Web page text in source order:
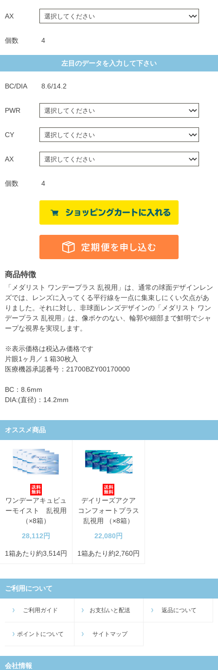
AX
個数 4
左目のデータを入力して下さい
BC/DIA 8.6/14.2
PWR
CY
AX
個数 4
商品特徴
「メダリスト ワンデープラス 乱視用」は、通常の球面デザインレン
ズでは、レンズに入ってくる平行線を一点に集束しにくい欠点があ
りました。それに対し、非球面レンズデザインの「メダリスト ワン
デープラス 乱視用」は、像ボケのない、輪郭や細部まで鮮明でシャ
ープな視界を実現します。
※表示価格は税込み価格です
片眼1ヶ月／１箱30枚入
医療機器承認番号：21700BZY00170000
BC：8.6mm
DIA:(直径)：14.2mm
オススメ商品
ワンデーアキュビュ
ーモイスト 乱視用
（×8箱）
28,112円
1箱あたり約3,514円
デイリーズアクア
コンフォートプラス
乱視用 （×8箱）
22,080円
1箱あたり約2,760円
ご利用について
ご利用ガイド お支払いと配送 返品について
ポイントについて サイトマップ
会社情報